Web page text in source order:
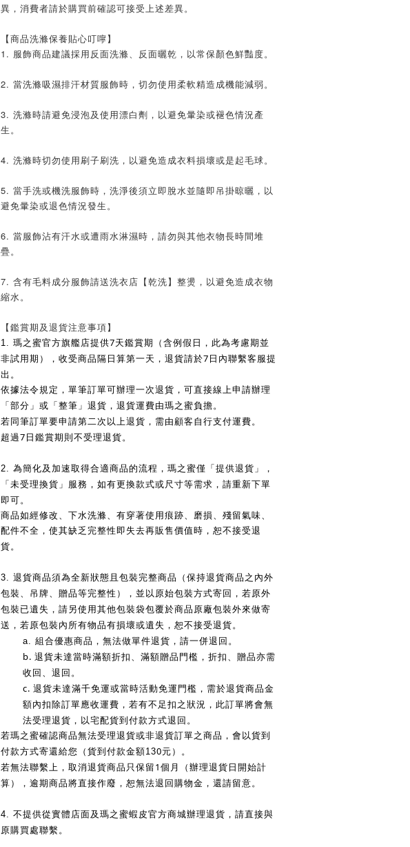
異，消費者請於購買前確認可接受上述差異。
【商品洗滌保養貼心叮嚀】
1. 服飾商品建議採用反面洗滌、反面曬乾，以常保顏色鮮豔度。
2. 當洗滌吸濕排汗材質服飾時，切勿使用柔軟精造成機能減弱。
3. 洗滌時請避免浸泡及使用漂白劑，以避免暈染或褪色情況產
生。
4. 洗滌時切勿使用刷子刷洗，以避免造成衣料損壞或是起毛球。
5. 當手洗或機洗服飾時，洗淨後須立即脫水並隨即吊掛晾曬，以
避免暈染或退色情況發生。
6. 當服飾沾有汗水或遭雨水淋濕時，請勿與其他衣物長時間堆
疊。
7. 含有毛料成分服飾請送洗衣店【乾洗】整燙，以避免造成衣物
縮水。
【鑑賞期及退貨注意事項】
1. 瑪之蜜官方旗艦店提供7天鑑賞期（含例假日，此為考慮期並
非試用期），收受商品隔日算第一天，退貨請於7 日內聯繫客服提
出。
依據法令規定，單筆訂單可辦理一次退貨，可直接線上申請辦理
「部分」或「整筆」退貨，退貨運費由瑪之蜜負擔。
若同筆訂單要申請第二次以上退貨，需由顧客自行支付運費。
超過7 日鑑賞期則不受理退貨。
2. 為簡化及加速取得合適商品的流程，瑪之蜜僅「提供退貨」，
「未受理換貨」服務，如有更換款式或尺寸等需求，請重新下單
即可。
商品如經修改、下水洗滌、有穿著使用痕跡、磨損、殘留氣味、
配件不全，使其缺乏完整性即失去再販售價值時，恕不接受退
貨。
3. 退貨商品須為全新狀態且包裝完整商品（保持退貨商品之內外
包裝、吊牌、贈品等完整性），並以原始包裝方式寄回，若原外
包裝已遺失，請另使用其他包裝袋包覆於商品原廠包裝外來做寄
送，若原包裝內所有物品有損壞或遺失，恕不接受退貨。
a. 組合優惠商品，無法做單件退貨，請一併退回。
b. 退貨未達當時滿額折扣、滿額贈品門檻，折扣、贈品亦需
收回、退回。
c. 退貨未達滿千免運或當時活動免運門檻，需於退貨商品金
額內扣除訂單應收運費，若有不足扣之狀況，此訂單將會無
法受理退貨，以宅配貨到付款方式退回。
若瑪之蜜確認商品無法受理退貨或非退貨訂單之商品，會以貨到
付款方式寄還給您（貨到付款金額130元）。
若無法聯繫上，取消退貨商品只保留 1 個月（辦理退貨日開始計
算），逾期商品將直接作廢，恕無法退回購物金，還請留意。
4. 不提供從實體店面及瑪之蜜蝦皮官方商城辦理退貨，請直接與
原購買處聯繫。